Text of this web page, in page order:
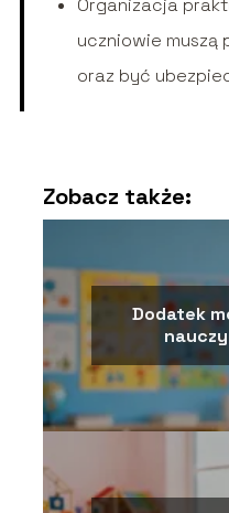
Organizacja
uczniowie muszą
oraz być
Zobacz także:
Dodatek